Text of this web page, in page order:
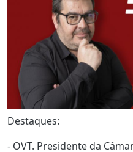
Destaques:
- OVT. Presidente da